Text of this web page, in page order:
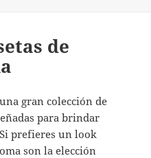
de
gran colección de
para brindar
prefieres un look
son la elección